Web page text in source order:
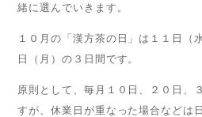
緒に選んでいきます。
１０月の「漢方茶の日」は１１日（
日（月）の３日間です。
原則として、毎月１０日、２０日、
すが、休業日が重なった場合などは